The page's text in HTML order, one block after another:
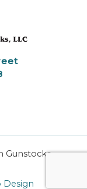
Gunstocks